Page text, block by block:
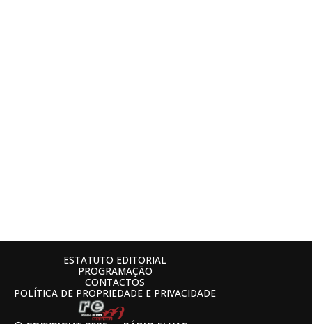
ESTATUTO EDITORIAL
PROGRAMAÇÃO
CONTACTOS
POLÍTICA DE PROPRIEDADE E PRIVACIDADE